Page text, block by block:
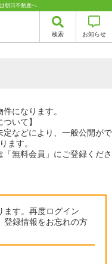
朝日不動産へ
検索 お知らせ
になります。
いて】
などにより、一般公開がで
ます。
無料会員」にご登録くださ
ます。再度ログイン
登録情報をお忘れの方